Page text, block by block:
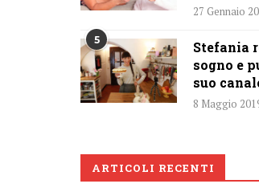
27 Gennaio
5
Stefania
sogno e
suo
8 Maggio
ARTICOLI RECENTI